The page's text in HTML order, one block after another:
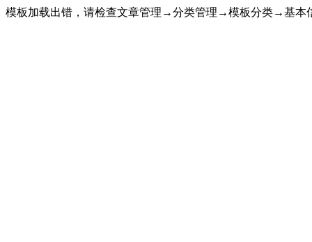
模板加载出错，请检查文章管理→分类管理→模板分类→基本